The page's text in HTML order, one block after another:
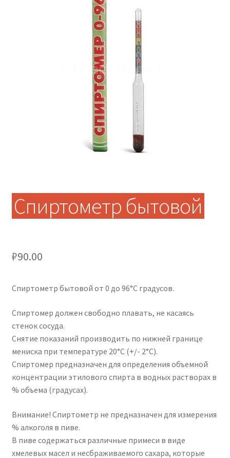
Спиртометр бытовой
₽90.00
Спиртометр бытовой от 0 до 96°C градусов.
Спиртомер должен свободно плавать, не касаясь
стенок сосуда.
Снятие показаний производить по нижней границе
мениска при температуре 20°С (+/- 2°С).
Спиртомер предназначен для определения объемной
концентрации этилового спирта в водных растворах в
% объема (градусах).
Внимание! Спиртометр не предназначен для измерения
% алкоголя в пиве.
В пиве содержаться различные примеси в виде
хмелевых масел и несбраживаемого сахара, которые